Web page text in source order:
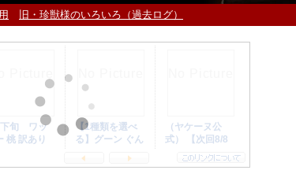
旧・珍獣様のいろいろ（過去ログ）